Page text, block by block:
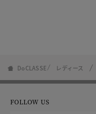
DoCLASSE レディース
FOLLOW US